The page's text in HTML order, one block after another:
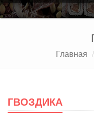
Главная
ГВОЗДИКА